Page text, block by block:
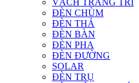
ĐÈN CHÙM
ĐÈN THẢ
ĐÈN BÀN
ĐÈN PHA
ĐÈN ĐƯỜNG
SOLAR
ĐÈN TRỤ